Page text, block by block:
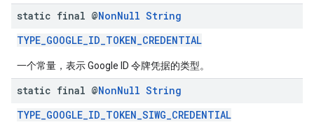
static final @NonNull String
TYPE_GOOGLE_ID_TOKEN_CREDENTIAL
一个常量，表示 Google ID 令牌凭据的类型。
static final @NonNull String
TYPE_GOOGLE_ID_TOKEN_SIWG_CREDENTIAL